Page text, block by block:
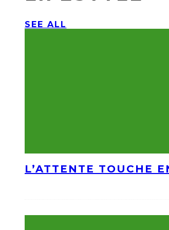
SEE ALL
L’ATTENTE TOUCHE